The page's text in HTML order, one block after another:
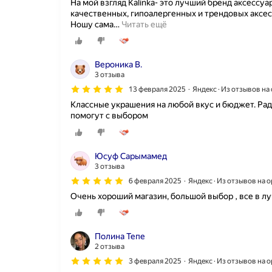
На мой взгляд Kalinka- это лучший бренд
качественных, гипоалергенных и трендовых
Ношу сама… Читать ещё
Вероника В.
3 отзыва
13 февраля 2025
Яндекс · Из отзывов
Классные украшения на любой вкус и бюджет.
помогут с выбором
Юсуф Сарымамед
3 отзыва
6 февраля 2025
Яндекс · Из отзывов на
Очень хороший магазин, большой выбор , все в
Полина Тепе
2 отзыва
3 февраля 2025
Яндекс · Из отзывов на